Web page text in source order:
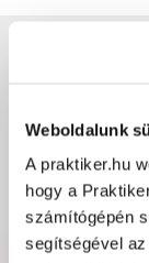
Weboldalunk
A praktiker.hu
hogy a
számítógépén
segítségével